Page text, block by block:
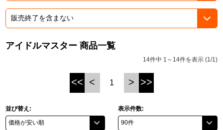
ラブライブ！サンシャイン‼
アイドリッシュセブン
モフモフパレード
アイドルマスター 商品一覧
14件中 1～14件を表示 (1/1)
<< < 1 > >>
並び替え: 表示件数: